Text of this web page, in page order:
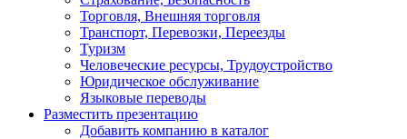
Торговля, Внешняя торговля
Транспорт, Перевозки, Переезды
Туризм
Человеческие ресурсы, Трудоустройство
Юридическое обслуживание
Языковые переводы
Разместить презентацию
Добавить компанию в каталог